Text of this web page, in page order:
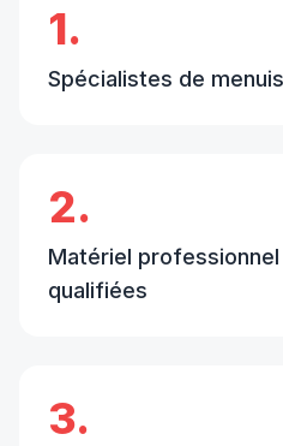
1.
Spécialistes de
2.
Matériel professionnel
qualifiées
3.